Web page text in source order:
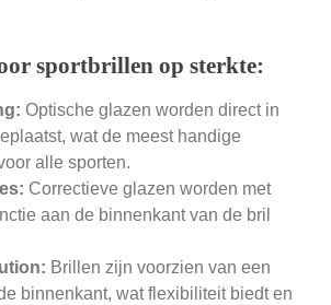
sportbrillen op sterkte:
Optische glazen worden direct in
wat de meest handige
alle sporten.
Correctieve glazen worden met
aan de binnenkant van de bril
Brillen zijn voorzien van een
binnenkant, wat flexibiliteit biedt en